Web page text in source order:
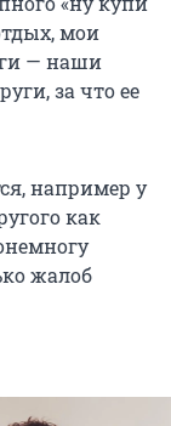
мои
— наши
за что ее
например у
как
жалоб